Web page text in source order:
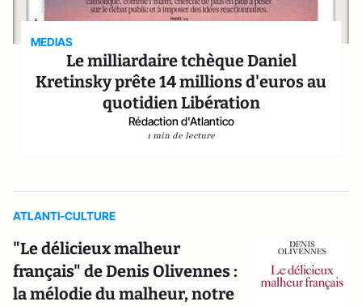
MEDIAS
Le milliardaire tchèque Daniel
Kretinsky prête 14 millions d'euros au
quotidien Libération
Rédaction d'Atlantico
1 min de lecture
ATLANTI-CULTURE
"Le délicieux malheur
français" de Denis Olivennes :
la mélodie du malheur, notre